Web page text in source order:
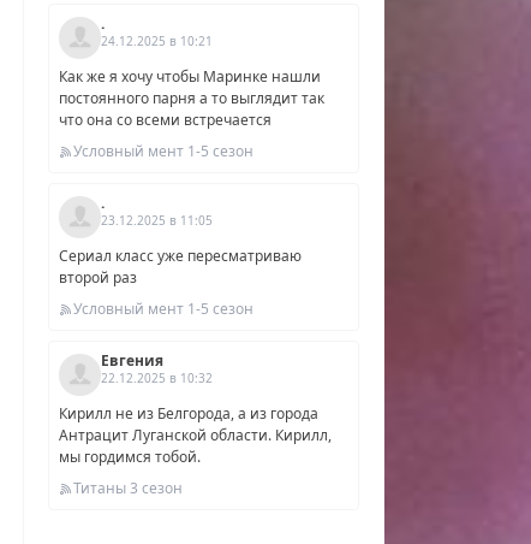
.
24.12.2025 в 10:21
Как же я хочу чтобы Маринке нашли
постоянного парня а то выглядит так
что она со всеми встречается
Условный мент 1-5 сезон
.
23.12.2025 в 11:05
Сериал класс уже пересматриваю
второй раз
Условный мент 1-5 сезон
Евгения
22.12.2025 в 10:32
Кирилл не из Белгорода, а из города
Антрацит Луганской области. Кирилл,
мы гордимся тобой.
Титаны 3 сезон